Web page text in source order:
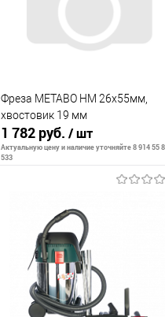
Фреза METABO HM 26x55мм,
хвостовик 19 мм
1 782 руб. / шт
Актуальную цену и наличие уточняйте 8 914 55
533
В корзину
К сравнению
В избранное
В наличии